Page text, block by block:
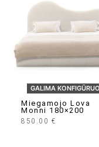
GALIMA
Miegamojo Lova
Monni 180×200
850.00 €